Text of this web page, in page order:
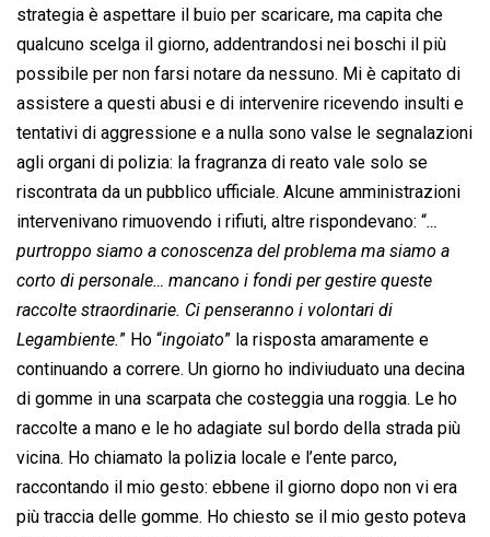
o
k
p
p
I
n
s
n
k
strategia è aspettare il buio per scaricare, ma capita che
qualcuno scelga il giorno, addentrandosi nei boschi il più
possibile per non farsi notare da nessuno. Mi è capitato di
assistere a questi abusi e di intervenire ricevendo insulti e
tentativi di aggressione e a nulla sono valse le segnalazioni
agli organi di polizia: la fragranza di reato vale solo se
riscontrata da un pubblico ufficiale. Alcune amministrazioni
intervenivano rimuovendo i rifiuti, altre rispondevano: “…
purtroppo siamo a conoscenza del problema ma siamo a
corto di personale… mancano i fondi per gestire queste
raccolte straordinarie. Ci penseranno i volontari di
Legambiente.” Ho “ingoiato” la risposta amaramente e
continuando a correre. Un giorno ho indiviuduato una decina
di gomme in una scarpata che costeggia una roggia. Le ho
raccolte a mano e le ho adagiate sul bordo della strada più
vicina. Ho chiamato la polizia locale e l’ente parco,
raccontando il mio gesto: ebbene il giorno dopo non vi era
più traccia delle gomme. Ho chiesto se il mio gesto poteva